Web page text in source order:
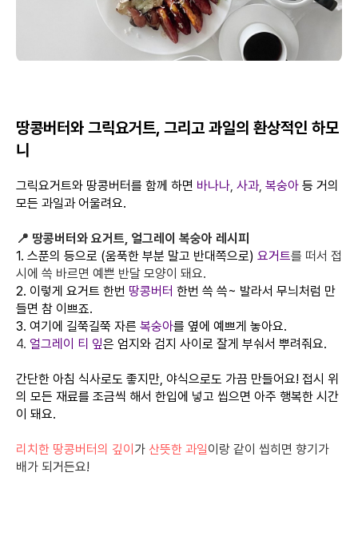
땅콩버터와 그릭요거트, 그리고 과일의 환상적인 하모
니
그릭요거트와 땅콩버터를 함께 하면 바나나, 사과, 복숭아 등 거의
모든 과일과 어울려요.
📍 땅콩버터와 요거트, 얼그레이 복숭아 레시피
1. 스푼의 등으로 (움푹한 부분 말고 반대쪽으로) 요거트를 떠서 접
시에 쓱 바르면 예쁜 반달 모양이 돼요.
2. 이렇게 요거트 한번 땅콩버터 한번 쓱 쓱~ 발라서 무늬처럼 만
들면 참 이쁘죠.
3. 여기에 길쭉길쭉 자른 복숭아를 옆에 예쁘게 놓아요.
4. 얼그레이 티 잎은 엄지와 검지 사이로 잘게 부숴서 뿌려줘요.
간단한 아침 식사로도 좋지만, 야식으로도 가끔 만들어요! 접시 위
의 모든 재료를 조금씩 해서 한입에 넣고 씹으면 아주 행복한 시간
이 돼요.
리치한 땅콩버터의 깊이 가 산뜻한 과일이랑 같이 씹히면 향기가
배가 되거든요!